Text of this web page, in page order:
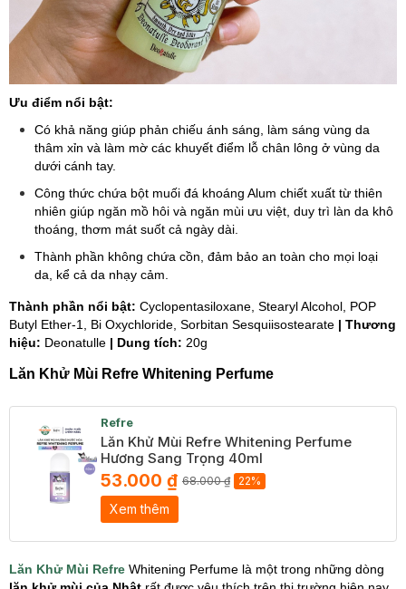
Ưu điểm nổi bật:
Có khả năng giúp phản chiếu ánh sáng, làm sáng vùng da
thâm xỉn và làm mờ các khuyết điểm lỗ chân lông ở vùng da
dưới cánh tay.
Công thức chứa bột muối đá khoáng Alum chiết xuất từ thiên
nhiên giúp ngăn mồ hôi và ngăn mùi ưu việt, duy trì làn da khô
thoáng, thơm mát suốt cả ngày dài.
Thành phần không chứa cồn, đảm bảo an toàn cho mọi loại
da, kể cả da nhạy cảm.
Thành phần nổi bật: Cyclopentasiloxane, Stearyl Alcohol, POP
Butyl Ether-1, Bi Oxychloride, Sorbitan Sesquiisostearate | Thương
hiệu: Deonatulle | Dung tích: 20g
Lăn Khử Mùi Refre Whitening Perfume
Refre
Lăn Khử Mùi Refre Whitening Perfume
Hương Sang Trọng 40ml
53.000 ₫ 68.000 ₫ 22%
Xem thêm
Lăn Khử Mùi Refre Whitening Perfume là một trong những dòng